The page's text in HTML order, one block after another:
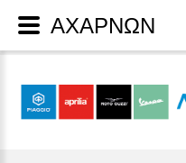
ΑΧΑΡΝΩΝ